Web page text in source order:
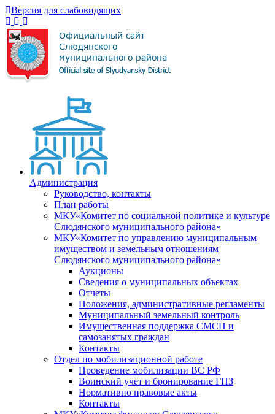
Версия для слабовидящих
Администрация
Руководство, контакты
План работы
МКУ«Комитет по социальной политике и культуре
Слюдянского муниципального района»
МКУ«Комитет по управлению муниципальным
имуществом и земельным отношениям
Слюдянского муниципального района»
Аукционы
Сведения о муниципальных объектах
Отчеты
Положения, административные регламенты
Муниципальный земельный контроль
Имущественная поддержка СМСП и
самозанятых граждан
Контакты
Отдел по мобилизационной работе
Проведение мобилизации ВС РФ
Воинский учет и бронирование ГПЗ
Нормативно правовые акты
Контакты